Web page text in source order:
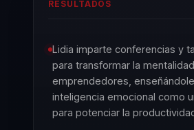
RESULTADOS
Lidia imparte conferencias y
para transformar la
emprendedores,
inteligencia emocional como
para potenciar la